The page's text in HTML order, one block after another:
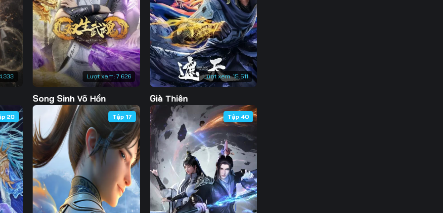
Tập 130 Tập 131 Tập 132 Tập 133
Tập 137 Tập 138 Tập 139 Tập 140
Tập 144 Tập 145 Tập 146 Tập 147
Tập 151 Tập 152 Tập 153 Tập 154
Tập 159
Tập 165 Tập 166 Tập 167 Tập 168
Tập 172 Tập 173 Tập 174 Tập 175
Tập 179 Tập 180 Tập 181 Tập 182
Tập 186 Tập 187 Tập 188 Tập 189
Tập 193 Tập 194 Tập 195 Tập 196
Lượt xem: 7.626
Song Sinh Võ Hồn
Lượt xem:15.511
Già Thiên
20 Tập 17 Tập 40